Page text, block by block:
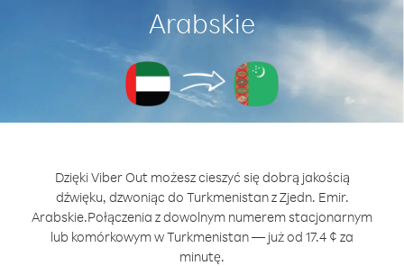
Arabskie
Dzięki Viber Out możesz cieszyć się dobrą jakością
dźwięku, dzwoniąc do Turkmenistan z Zjedn. Emir.
Arabskie.Połączenia z dowolnym numerem stacjonarnym
lub komórkowym w Turkmenistan — już od 17.4 ¢ za
minutę.